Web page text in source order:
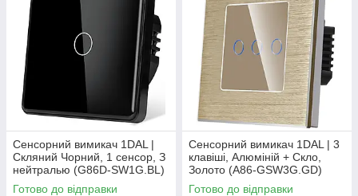
Сенсорний вимикач 1DAL |
Скляний Чорний, 1 сенсор, З
нейтралью (G86D-SW1G.BL)
Готово до відправки
Сенсорний вимикач 1DAL | 3
клавіші, Алюміній + Скло,
Золото (A86-GSW3G.GD)
Готово до відправки